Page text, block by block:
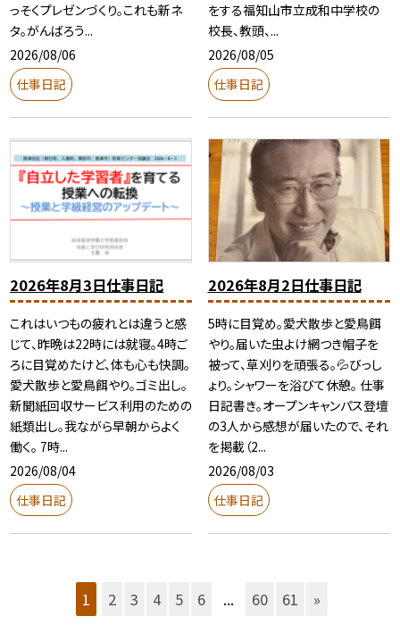
っそくプレゼンづくり。これも新ネ
タ。がんばろう...
2026/08/06
仕事日記
をする福知山市立成和中学校の
校長、教頭、...
2026/08/05
仕事日記
2026年8月3日仕事日記
これはいつもの疲れとは違うと感
じて、昨晩は22時には就寝。4時ご
ろに目覚めたけど、体も心も快調。
愛犬散歩と愛鳥餌やり。ゴミ出し。
新聞紙回収サービス利用のための
紙類出し。我ながら早朝からよく
働く。 7時...
2026/08/04
仕事日記
2026年8月2日仕事日記
5時に目覚め。愛犬散歩と愛鳥餌
やり。届いた虫よけ網つき帽子を
被って、草刈りを頑張る。💦びっし
ょり。シャワーを浴びて休憩。 仕事
日記書き。オープンキャンパス登壇
の3人から感想が届いたので、それ
を掲載（2...
2026/08/03
仕事日記
1 2 3 4 5 6 ... 60 61 »